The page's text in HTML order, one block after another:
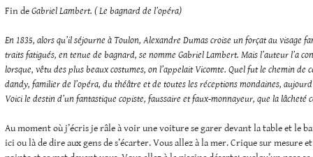
Fin deGabriel Lambert. ( Le bagnard de l’opéra)
En 1835, alors qu’il séjourne à Toulon, Alexandre Dumas croise un forçat au visage
traits fatigués, en tenue de bagnard, se nomme Gabriel Lambert. Mais l’auteur l’a
lorsque, vêtu des plus beaux costumes, on l’appelait Vicomte. Quel fut le chemin de
dandy, familier de l’opéra, du théâtre et de toutes les réceptions mondaines,
Voici le destin d’un fantastique copiste, faussaire et faux-monnayeur, que la lâcheté
Au moment où j’écris je râle à voir une voiture se garer devant la table et le
ici ou là de dire aux gens de s’écarter. Vous allez à la mer. Crique sur mesure